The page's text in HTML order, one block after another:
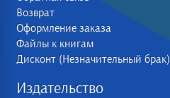
Возврат
Оформление заказа
Файлы к книгам
Дисконт (Незначительный брак)
Издательство